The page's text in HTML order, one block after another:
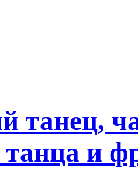
танец,
и